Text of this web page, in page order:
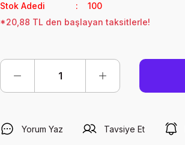
Stok Adedi
100
*20,88 TL den başlayan taksitlerle!
Yorum Yaz Tavsiye Et